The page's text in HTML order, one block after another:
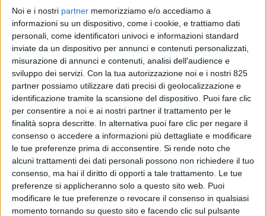
Noi e i nostri partner memorizziamo e/o accediamo a
informazioni su un dispositivo, come i cookie, e trattiamo dati
personali, come identificatori univoci e informazioni standard
inviate da un dispositivo per annunci e contenuti personalizzati,
misurazione di annunci e contenuti, analisi dell'audience e
sviluppo dei servizi. Con la tua autorizzazione noi e i nostri 825
partner possiamo utilizzare dati precisi di geolocalizzazione e
identificazione tramite la scansione del dispositivo. Puoi fare clic
per consentire a noi e ai nostri partner il trattamento per le
finalità sopra descritte. In alternativa puoi fare clic per negare il
consenso o accedere a informazioni più dettagliate e modificare
le tue preferenze prima di acconsentire. Si rende noto che
alcuni trattamenti dei dati personali possono non richiedere il tuo
consenso, ma hai il diritto di opporti a tale trattamento. Le tue
preferenze si applicheranno solo a questo sito web. Puoi
modificare le tue preferenze o revocare il consenso in qualsiasi
momento tornando su questo sito e facendo clic sul pulsante
Passa di mano il 55 metri
Silver Star I di Admiral
YACHT 19 GIUGNO 2026